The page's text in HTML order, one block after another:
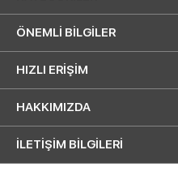
ÖNEMLI BILGILER
HIZLI ERIŞIM
HAKKIMIZDA
İLETİŞİM BİLGİLERİ